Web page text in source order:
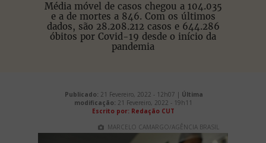
Média móvel de casos chegou a 104.035
e a de mortes a 846. Com os últimos
dados, são 28.208.212 casos e 644.286
óbitos por Covid-19 desde o início da
pandemia
Publicado: 21 Fevereiro, 2022 - 12h07 | Última
modificação: 21 Fevereiro, 2022 - 19h11
Escrito por: Redação CUT
MARCELO CAMARGO/AGÊNCIA BRASIL